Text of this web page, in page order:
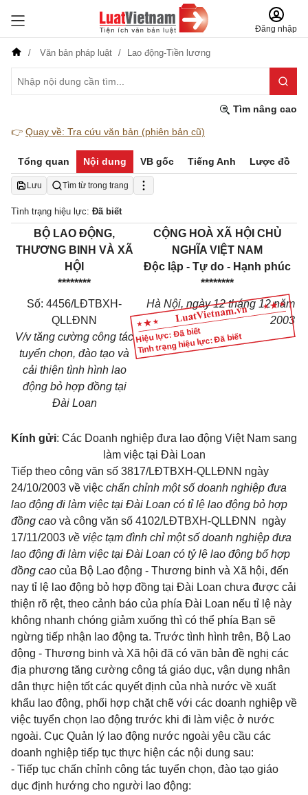
Đăng nhập
Văn bản pháp luật Lao động-Tiền lương
Tìm nâng cao
👉 Quay về: Tra cứu văn bản (phiên bản cũ)
Tổng quan Nội dung VB gốc Tiếng Anh Lược đồ
Lưu Tìm từ trong trang
Tình trạng hiệu lực: Đã biết
Hiệu lực: Đã biết
Tình trạng hiệu lực: Đã biết
BỘ LAO ĐỘNG,
THƯƠNG BINH VÀ XÃ
HỘI
********
CỘNG HOÀ XÃ HỘI CHỦ
NGHĨA VIỆT NAM
Độc lập - Tự do - Hạnh phúc
********
Số: 4456/LĐTBXH-
QLLĐNN
V/v tăng cường công tác
tuyển chọn, đào tạo và
cải thiện tình hình lao
động bỏ hợp đồng tại
Đài Loan
Hà Nội, ngày 12 tháng 12 năm
2003
Kính gửi: Các Doanh nghiệp đưa lao động Việt Nam sang
làm việc tại Đài Loan
Tiếp theo công văn số 3817/LĐTBXH-QLLĐNN ngày
24/10/2003 về việc chấn chỉnh một số doanh nghiệp đưa
lao động đi làm việc tại Đài Loan có tỉ lệ lao động bỏ hợp
đồng cao và công văn số 4102/LĐTBXH-QLLĐNN ngày
17/11/2003 về việc tạm đình chỉ một số doanh nghiệp đưa
lao động đi làm việc tại Đài Loan có tỷ lệ lao động bổ hợp
đồng cao của Bộ Lao động - Thương binh và Xã hội, đến
nay tỉ lệ lao động bỏ hợp đồng tại Đài Loan chưa được cải
thiện rõ rệt, theo cảnh báo của phía Đài Loan nếu tỉ lệ này
không nhanh chóng giảm xuống thì có thể phía Bạn sẽ
ngừng tiếp nhận lao động ta. Trước tình hình trên, Bộ Lao
động - Thương binh và Xã hội đã có văn bản đề nghị các
địa phương tăng cường công tá giáo dục, vận dụng nhân
dân thực hiện tốt các quyết định của nhà nước về xuất
khẩu lao động, phối hợp chặt chẽ với các doanh nghiệp về
việc tuyển chọn lao động trước khi đi làm việc ở nước
ngoài. Cục Quản lý lao động nước ngoài yêu cầu các
doanh nghiệp tiếp tục thực hiện các nội dung sau:
- Tiếp tục chấn chỉnh công tác tuyển chọn, đào tạo giáo
dục định hướng cho người lao động: